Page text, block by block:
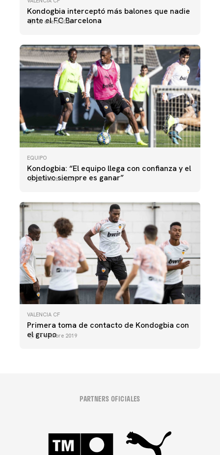
Kondogbia interceptó más balones que nadie
ante el FC Barcelona
26 enero 2020
EQUIPO
Kondogbia: “El equipo llega con confianza y el
objetivo siempre es ganar”
22 octubre 2019
VALENCIA CF
Primera toma de contacto de Kondogbia con
el grupo
11 octubre 2019
PARTNERS OFICIALES